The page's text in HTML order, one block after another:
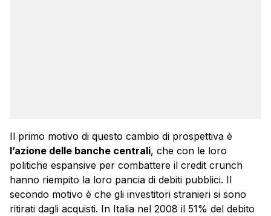
Il primo motivo di questo cambio di prospettiva è
l’azione delle banche centrali, che con le loro
politiche espansive per combattere il credit crunch
hanno riempito la loro pancia di debiti pubblici. Il
secondo motivo è che gli investitori stranieri si sono
ritirati dagli acquisti. In Italia nel 2008 il 51% del debito